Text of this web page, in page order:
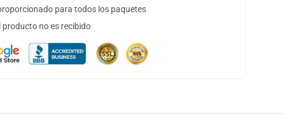
para todos los paquetes
producto no es recibido